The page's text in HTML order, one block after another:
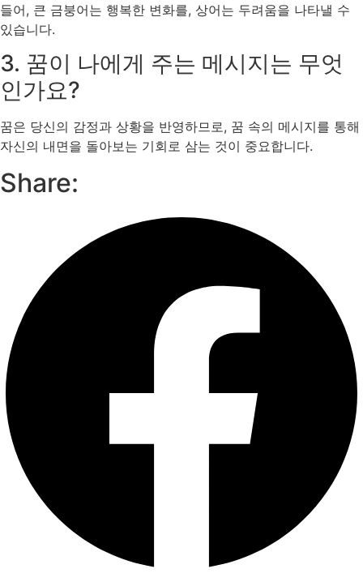
들어, 큰 금붕어는 행복한 변화를, 상어는 두려움을 나타낼 수
있습니다.
3. 꿈이 나에게 주는 메시지는 무엇
인가요?
꿈은 당신의 감정과 상황을 반영하므로, 꿈 속의 메시지를 통해
자신의 내면을 돌아보는 기회로 삼는 것이 중요합니다.
Share: